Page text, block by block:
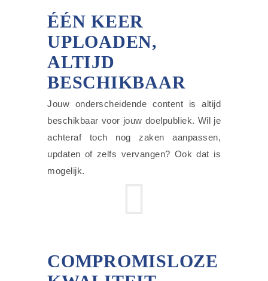
ÉÉN KEER
UPLOADEN,
ALTIJD
BESCHIKBAAR
Jouw onderscheidende content is altijd
beschikbaar voor jouw doelpubliek. Wil je
achteraf toch nog zaken aanpassen,
updaten of zelfs vervangen? Ook dat is
mogelijk.
COMPROMISLOZE